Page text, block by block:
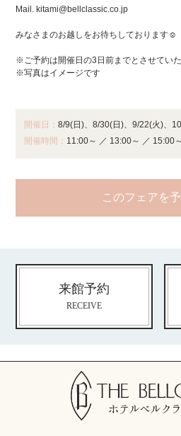
Mail. kitami@bellclassic.co.jp
みなさまのお越しをお待ちしております☺
※ご予約は開催日の3日前までとさせてい
※写真はイメージです
開催日：8/9(日)、8/30(日)、9/22(火)、
開催時間： 11:00～ ／ 13:00～ ／ 15:00～
来館予約
RECEIVE